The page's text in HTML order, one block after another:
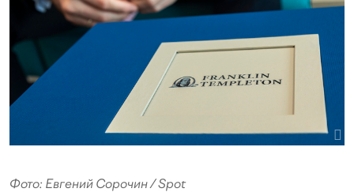
Фото: Евгений Сорочин / Spot